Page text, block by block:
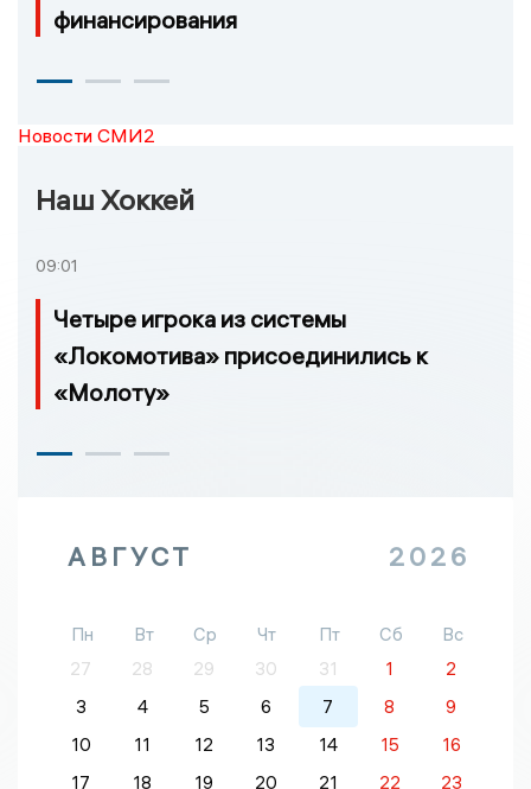
финансирования
Новости СМИ2
Наш Хоккей
09:01
Четыре игрока из системы
«Локомотива» присоединились к
«Молоту»
АВГУСТ 2026
Пн Вт Ср Чт Пт Сб
Вс
27
28 29 30 31 1
2
3
4 5 6 7 8
9
10
11 12 13 14 15
16
17
18 19 20 21 22
23